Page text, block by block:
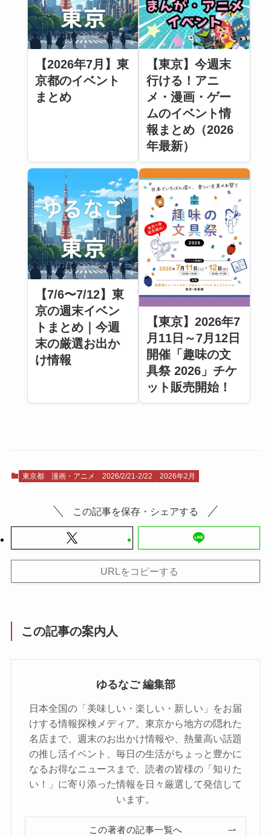
【2026年7月】東
京都のイベント
まとめ
【東京】今週末
行ける！アニ
メ・漫画・ゲー
ムのイベント情
報まとめ（2026
年最新）
【7/6〜7/12】東
京の週末イベン
トまとめ｜今週
末の厳選お出か
け情報
【東京】2026年7
月11日～7月12日
開催「趣味の文
具祭 2026」チケ
ット販売開始！
東京都 漫画・アニメ 2026/2/21-2/22 2026年2月
この記事を保存・シェアする
URLをコピーする
この記事の案内人
ゆるなご 編集部
日本全国の「美味しい・楽しい・新しい」をお届
けする情報探検メディア。東京から地方の隠れた
名店まで、週末のお出かけ情報や、熱量高い話題
の推し活イベント、毎日の生活がちょっと豊かに
なるお得なニュースまで、読者の皆様の「知りた
い！」に寄り添った情報を日々厳選して発信して
います。
この著者の記事一覧へ